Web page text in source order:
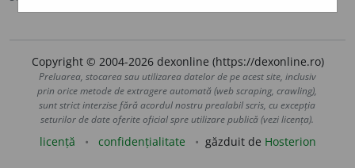
Copyright © 2004-2026 dexonline (https://dexonline.ro)
Preluarea, stocarea sau utilizarea datelor de pe acest site, inclusiv
prin orice metode de extragere automată (web scraping, crawling),
sunt strict interzise fără acordul nostru prealabil scris, cu excepția
seturilor de date oferite oficial spre utilizare publică (vezi licența).
licență confidențialitate găzduit de Hosterion